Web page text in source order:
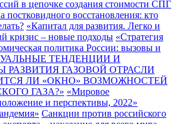
в цепочке создания стоимости СПГ
постковидного восстановления: кто
«Капитал для развития. Легко и
кризис – новые подходы «Стратегия
политика России: вызовы и
ТЕНДЕНЦИИ И
РАЗВИТИЯ ГАЗОВОЙ ОТРАСЛИ
ЛИ «ОКНО» ВОЗМОЖНОСТЕЙ
ГАЗА?» «Мировое
и перспективы, 2022»
Санкции против российского